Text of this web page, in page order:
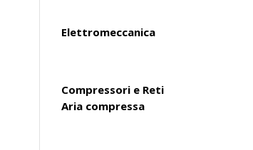
Elettromeccanica
Compressori e Reti
Aria compressa